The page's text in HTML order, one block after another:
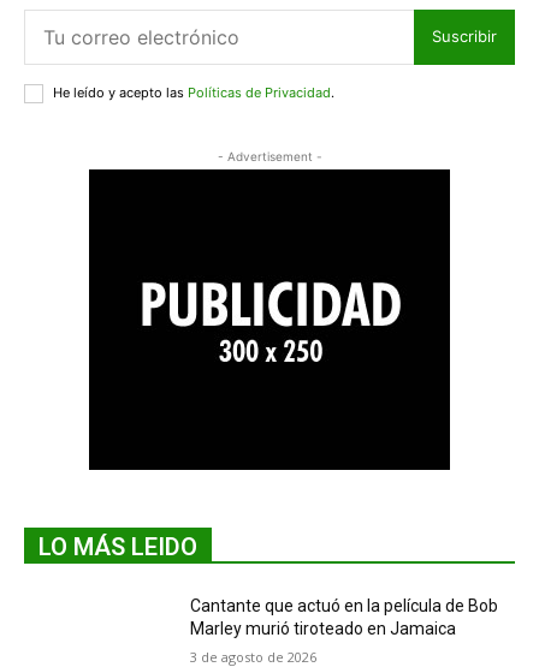
Suscribir
He leído y acepto las Políticas de Privacidad.
- Advertisement -
LO MÁS LEIDO
Cantante que actuó en la película de Bob
Marley murió tiroteado en Jamaica
3 de agosto de 2026